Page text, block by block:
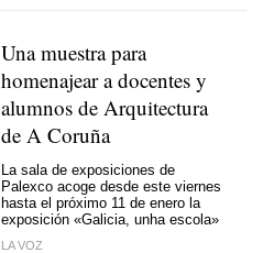
Una muestra para
homenajear a docentes y
alumnos de Arquitectura
de A Coruña
La sala de exposiciones de
Palexco acoge desde este viernes
hasta el próximo 11 de enero la
exposición «Galicia, unha escola»
LA VOZ